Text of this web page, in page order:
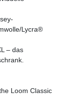
Lycra®
– das
Loom Classic